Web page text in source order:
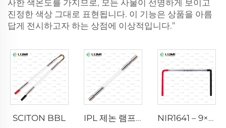
사한 색온도를 가지므로, 모든 사물이 선명하게 보이고
진정한 색상 그대로 표현됩니다. 이 기능은 상품을 아름
답게 전시하고자 하는 상점에 이상적입니다.”
SCITON BBL IPL 제논 램프 P1640 – 7×47×110mm NIR1641 – 9×45×110 mm